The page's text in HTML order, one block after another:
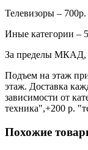
Телевизоры – 700р.
Иные категории –
За пределы МКАД,
Подъем на этаж
этаж. Доставка
зависимости от
техника",+200 р.
Похожие